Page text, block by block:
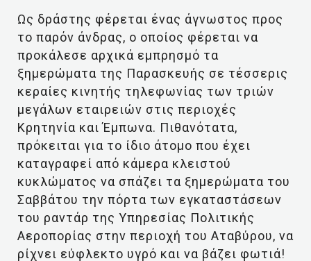
Ως δράστης φέρεται ένας άγνωστος προς
το παρόν άνδρας, ο οποίος φέρεται να
προκάλεσε αρχικά εμπρησμό τα
ξημερώματα της Παρασκευής σε τέσσερις
κεραίες κινητής τηλεφωνίας των τριών
μεγάλων εταιρειών στις περιοχές
Κρητηνία και Έμπωνα. Πιθανότατα,
πρόκειται για το ίδιο άτομο που έχει
καταγραφεί από κάμερα κλειστού
κυκλώματος να σπάζει τα ξημερώματα του
Σαββάτου την πόρτα των εγκαταστάσεων
του ραντάρ της Υπηρεσίας Πολιτικής
Αεροπορίας στην περιοχή του Αταβύρου, να
ρίχνει εύφλεκτο υγρό και να βάζει φωτιά!